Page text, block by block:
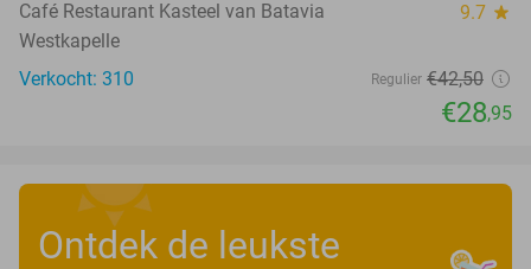
Café Restaurant Kasteel van Batavia 9.7 star
Westkapelle
Verkocht: 310
Regulier €42,50
€28,95
Ontdek de leukste